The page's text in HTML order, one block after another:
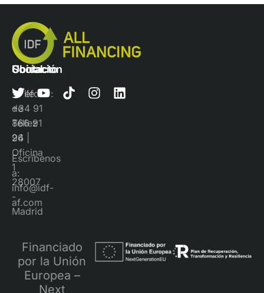
Contacto
Teléfono:
+34 91
866 91
96
Escríbenos
a:
info@idf-
af.com
Ubicación
Calle
de
Téllez
24 |
Oficina
1
28007
-
Madrid
Social
Financiado
por la Unión
Europea –
Next